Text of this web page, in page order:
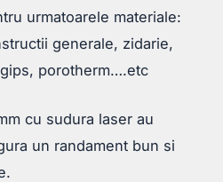
urmatoarele materiale:
generale, zidarie,
porotherm….etc
cu sudura laser au
un randament bun si